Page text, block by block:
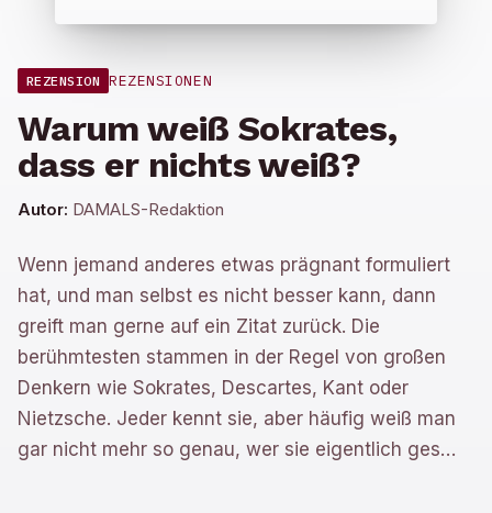
REZENSION REZENSIONEN
Warum weiß Sokrates,
dass er nichts weiß?
Autor: DAMALS-Redaktion
Wenn jemand anderes etwas prägnant formuliert
hat, und man selbst es nicht besser kann, dann
greift man gerne auf ein Zitat zurück. Die
berühmtesten stammen in der Regel von großen
Denkern wie Sokrates, Descartes, Kant oder
Nietzsche. Jeder kennt sie, aber häufig weiß man
gar nicht mehr so genau, wer sie eigentlich ges…